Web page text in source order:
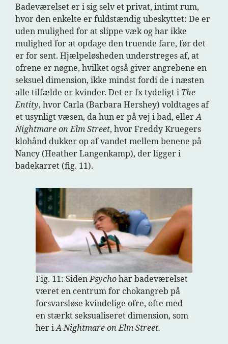
Badeværelset er i sig selv et privat, intimt rum,
hvor den enkelte er fuldstændig ubeskyttet: De er
uden mulighed for at slippe væk og har ikke
mulighed for at opdage den truende fare, før det
er for sent. Hjælpeløsheden understreges af, at
ofrene er nøgne, hvilket også giver angrebene en
seksuel dimension, ikke mindst fordi de i næsten
alle tilfælde er kvinder. Det er fx tydeligt i The
Entity, hvor Carla (Barbara Hershey) voldtages af
et usynligt væsen, da hun er på vej i bad, ellerA
Nightmare on Elm Street, hvor Freddy Kruegers
klohånd dukker op af vandet mellem benene på
Nancy (Heather Langenkamp), der ligger i
badekarret (fig. 11).
Fig. 11: SidenPsychohar badeværelset
været en centrum for chokangreb på
forsvarsløse kvindelige ofre, ofte med
en stærkt seksualiseret dimension, som
her iA Nightmare on Elm Street.